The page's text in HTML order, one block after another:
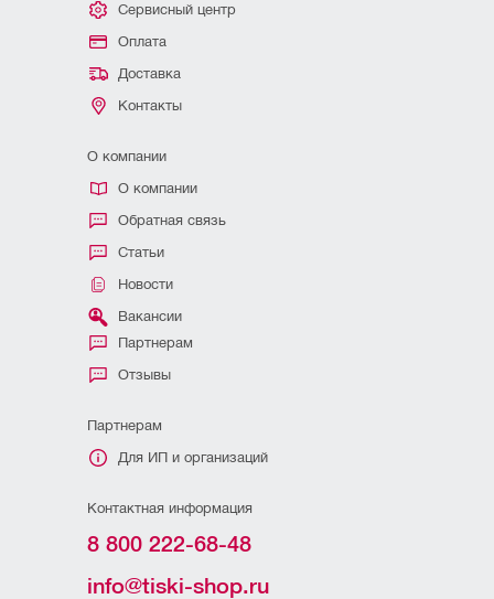
Сервисный центр
Оплата
Доставка
Контакты
О компании
О компании
Обратная связь
Статьи
Новости
Вакансии
Партнерам
Отзывы
Партнерам
Для ИП и организаций
Контактная информация
8 800 222-68-48
info@tiski-shop.ru